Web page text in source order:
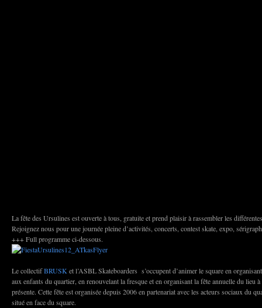
La fête des Ursulines est ouverte à tous, gratuite et prend plaisir à rassembler les
Rejoignez nous pour une journée pleine d’activités, concerts, contest skate, expo,
+++ Full programme ci-dessous.
Le collectifBRUSK et l’ASBL Skateboarders s’occupent d’animer le square en
aux enfants du quartier, en renouvelant la fresque et en organisant la fête annuelle du lieu
présente. Cette fête est organisée depuis 2006 en partenariat avec les acteurs sociaux du
situé en face du square.